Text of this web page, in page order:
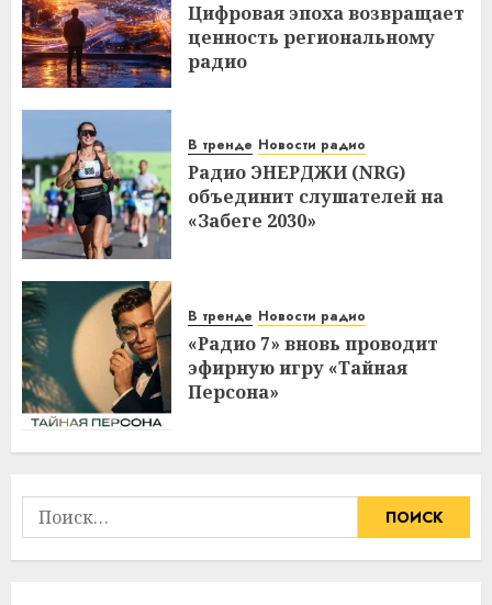
Цифровая эпоха возвращает
ценность региональному
радио
В тренде Новости радио
Радио ЭНЕРДЖИ (NRG)
объединит слушателей на
«Забеге 2030»
В тренде Новости радио
«Радио 7» вновь проводит
эфирную игру «Тайная
Персона»
Найти: